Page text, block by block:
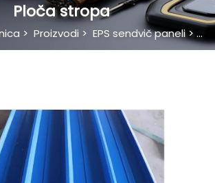
Ploča stropa
> Proizvodi > EPS sendvič paneli>